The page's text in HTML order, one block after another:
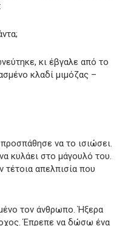
κι έβγαλε από το
κλαδί μιμόζας –
να το ισιώσει.
κυλάει στο μάγουλό του.
απελπισία που
τον άνθρωπο. Ήξερα
Έπρεπε να δώσω ένα